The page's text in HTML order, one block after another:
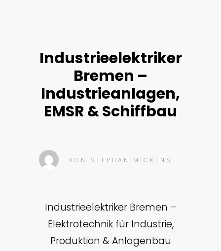
Industrieelektriker
Bremen –
Industrieanlagen,
EMSR & Schiffbau
VON STEPHAN MICKENS
Industrieelektriker Bremen –
Elektrotechnik für Industrie,
Produktion & Anlagenbau